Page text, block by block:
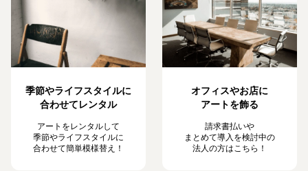
季節やライフスタイルに
合わせてレンタル
アートをレンタルして
季節やライフスタイルに
合わせて簡単模様替え！
オフィスやお店に
アートを飾る
請求書払いや
まとめて導入を検討中の
法人の方はこちら！